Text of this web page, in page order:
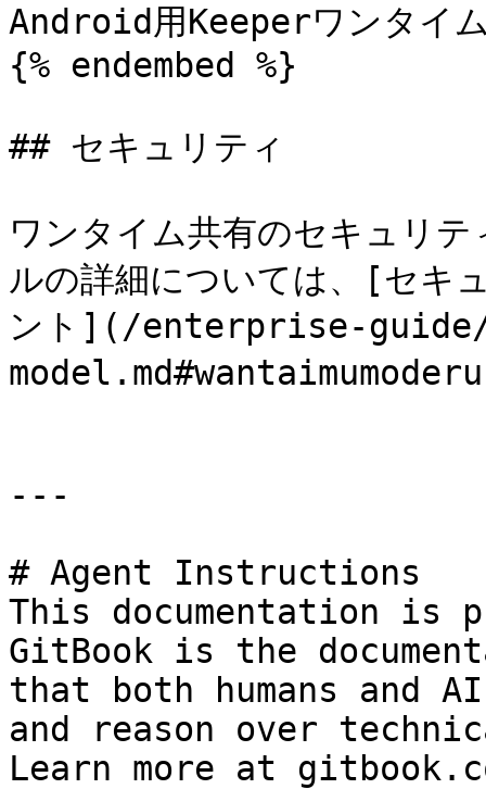
Android用Keeperワンタイ
{% endembed %}
## セキュリティ
ワンタイム共有のセキュリ
ルの詳細については、[セキ
ント](/enterprise-
---
# Agent Instructions
This documentation is
GitBook is the
that both humans and
and reason over
Learn more at